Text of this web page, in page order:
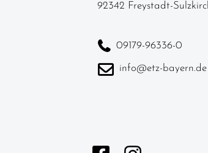
92342 Freystadt-
09179-96336-0
info@etz-bayern.de